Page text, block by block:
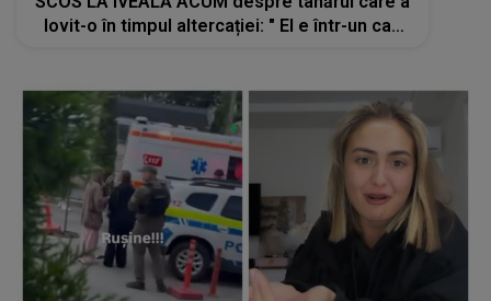
lovit-o în timpul altercației: " El e într-un caz